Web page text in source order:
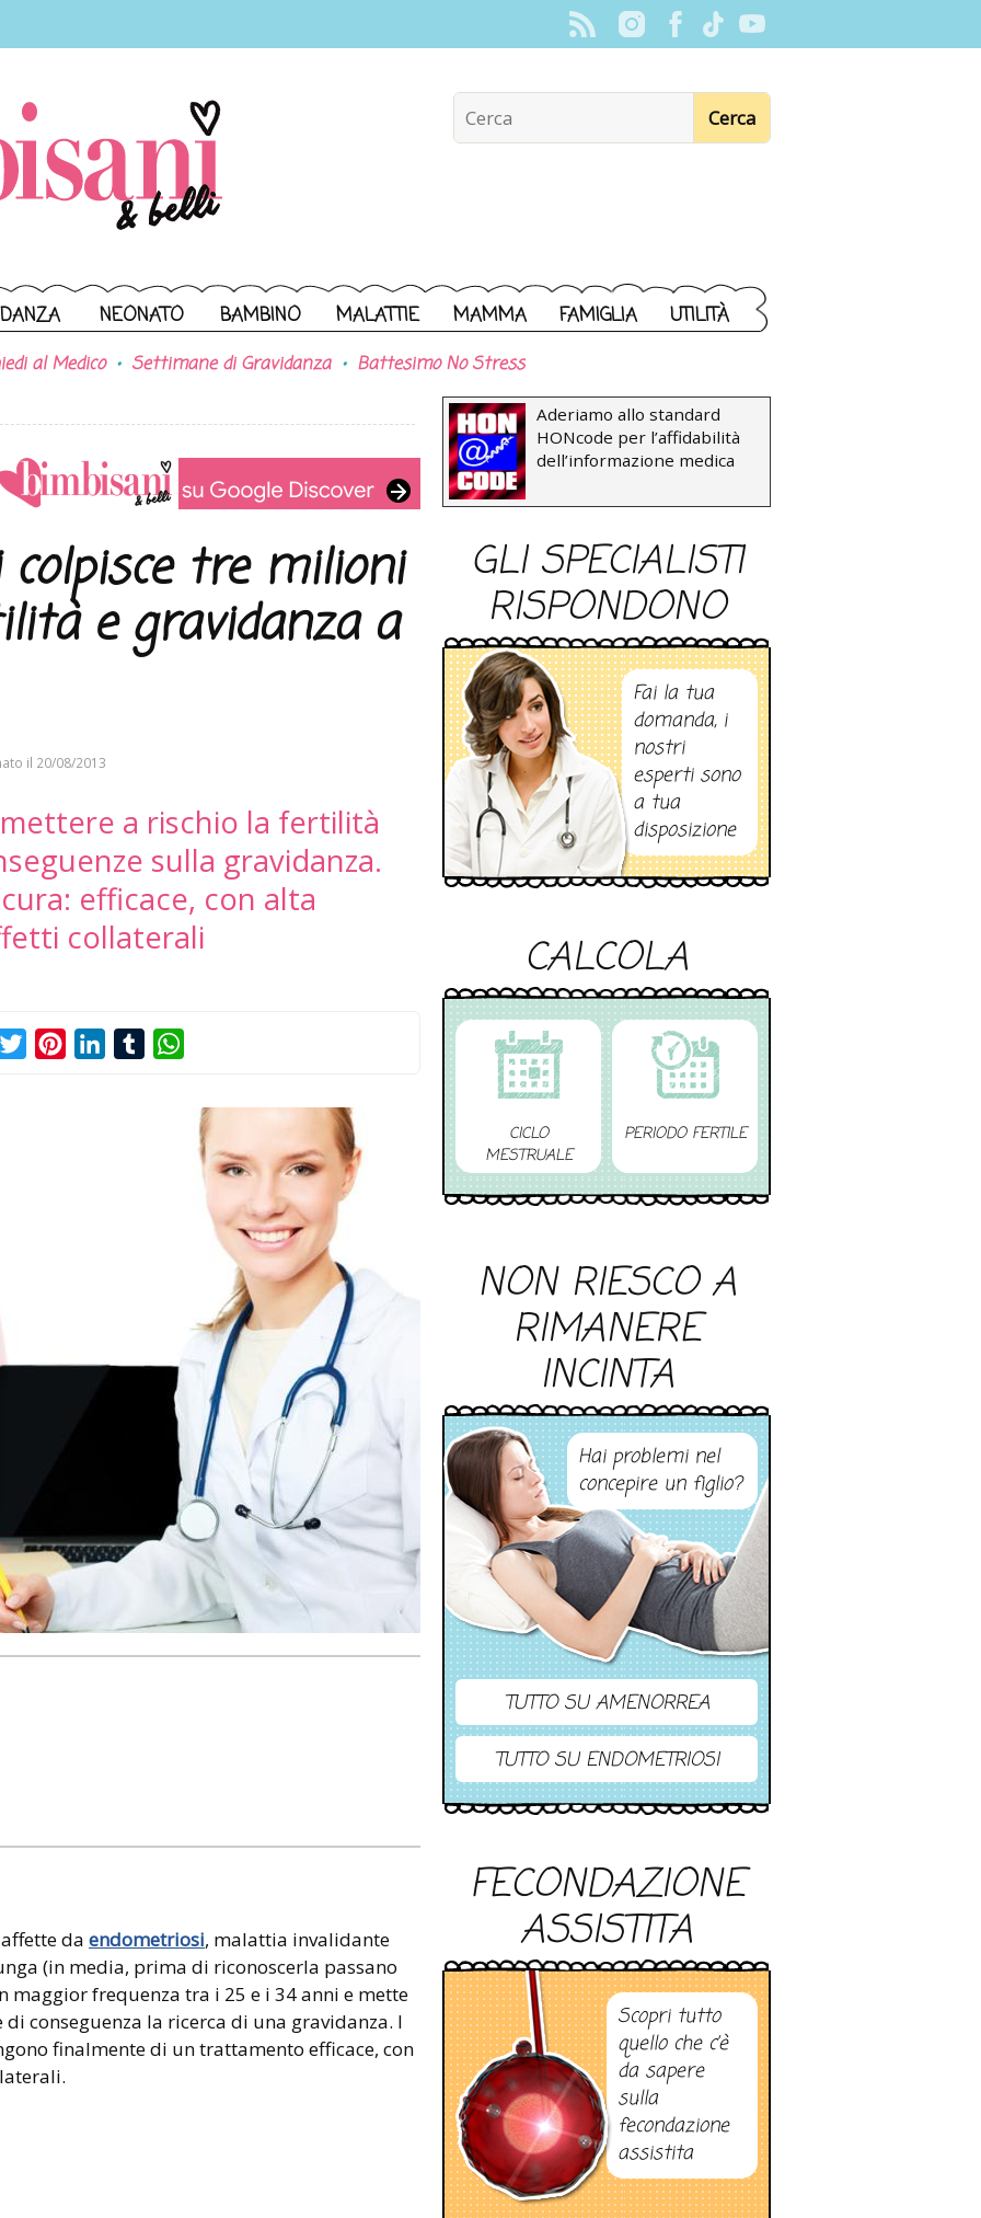
NEONATO BAMBINO MALATTIE MAMMA FAMIGLIA UTILITÀ
al Medico Settimane di Gravidanza Battesimo No Stress
tre milioni
e gravidanza a
il 20/08/2013
a rischio la fertilità
sulla gravidanza.
efficace, con alta
collaterali
TwitterPinterestLinkedInTumblr
da endometriosi, malattia invalidante
(in media, prima di riconoscerla passano
maggior frequenza tra i 25 e i 34 anni e mette
conseguenza la ricerca di una gravidanza. I
finalmente di un trattamento efficace, con
Aderiamo allo standard
HONcode per l’affidabilità
dell’informazione medica
GLI SPECIALISTI
RISPONDONO
Fai la tua
domanda, i
nostri
esperti sono
a tua
disposizione
CALCOLA
CICLO
MESTRUALE
PERIODO FERTILE
NON RIESCO A
RIMANERE
INCINTA
Hai problemi nel
concepire un figlio?
TUTTO SU AMENORREA
TUTTO SU ENDOMETRIOSI
FECONDAZIONE
ASSISTITA
Scopri tutto
quello che c’è
da sapere
sulla
fecondazione
assistita